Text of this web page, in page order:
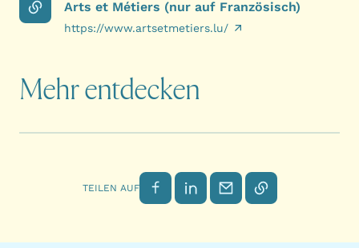
Arts et Métiers (nur auf Französisch)
https://www.artsetmetiers.lu/
Mehr entdecken
TEILEN AUF Auf Facebook teilen
Auf LinkedIn teilen
Per E-Mail senden
Link kopieren